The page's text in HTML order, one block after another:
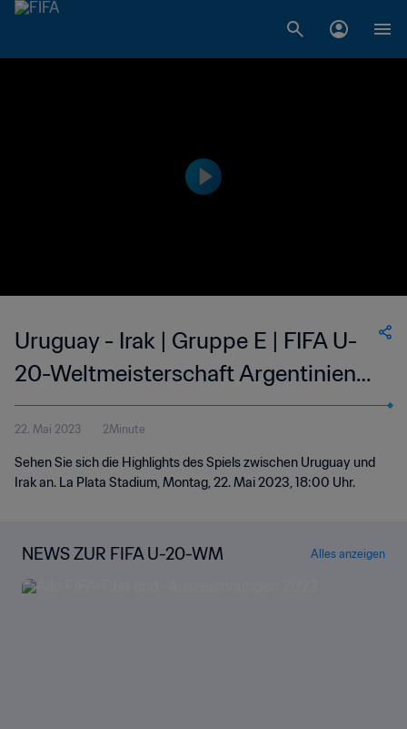
Uruguay - Irak | Gruppe E | FIFA U-
20-Weltmeisterschaft Argentinien
2023™ | Highlights
22. Mai 2023 2Minute
Sehen Sie sich die Highlights des Spiels zwischen Uruguay und
Irak an. La Plata Stadium, Montag, 22. Mai 2023, 18:00 Uhr.
NEWS ZUR FIFA U-20-WM Alles anzeigen